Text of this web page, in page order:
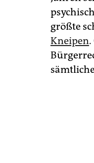
größte
Kneipen